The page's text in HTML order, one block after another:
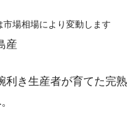
場相場により変動します
産
利き生産者が育てた完熟